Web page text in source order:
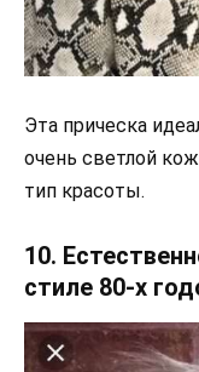
Эта прическа
очень светлой
тип красоты.
10.
стиле 80-х